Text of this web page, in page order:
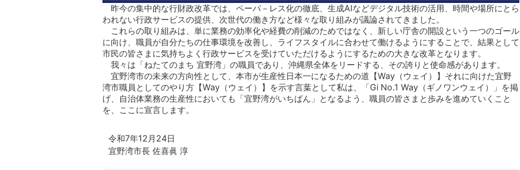
昨今の集中的な行財政改革では、ペーパ－レス化の徹底、生成AIなどデジタル技術の活用、時間や場所にとら
われない行政サービスの提供、次世代の働き方など様々な取り組みが議論されてきました。
これらの取り組みは、単に業務の効率化や経費の削減のためではなく、新しい庁舎の開設という一つのゴール
に向け、職員が自分たちの仕事環境を改善し、ライフスタイルに合わせて働けるようにすることで、結果として
市民の皆さまに気持ちよく行政サービスを受けていただけるようにするための大きな改革となります。
我々は「ねたてのまち 宜野湾」の職員であり、沖縄県全体をリードする、その誇りと使命感があります。
宜野湾市の未来の方向性として、本市が生産性日本一になるための道【Way（ウェイ）】それに向けた宜野
湾市職員としてのやり方【Way（ウェイ）】を示す言葉として私は、「Gi No.1 Way（ギノワンウェイ）」を掲
げ、自治体業務の生産性においても「宜野湾がいちばん」となるよう、職員の皆さまと歩みを進めていくこと
を、ここに宣言します。
令和7年12月24日
宜野湾市長 佐喜眞 淳